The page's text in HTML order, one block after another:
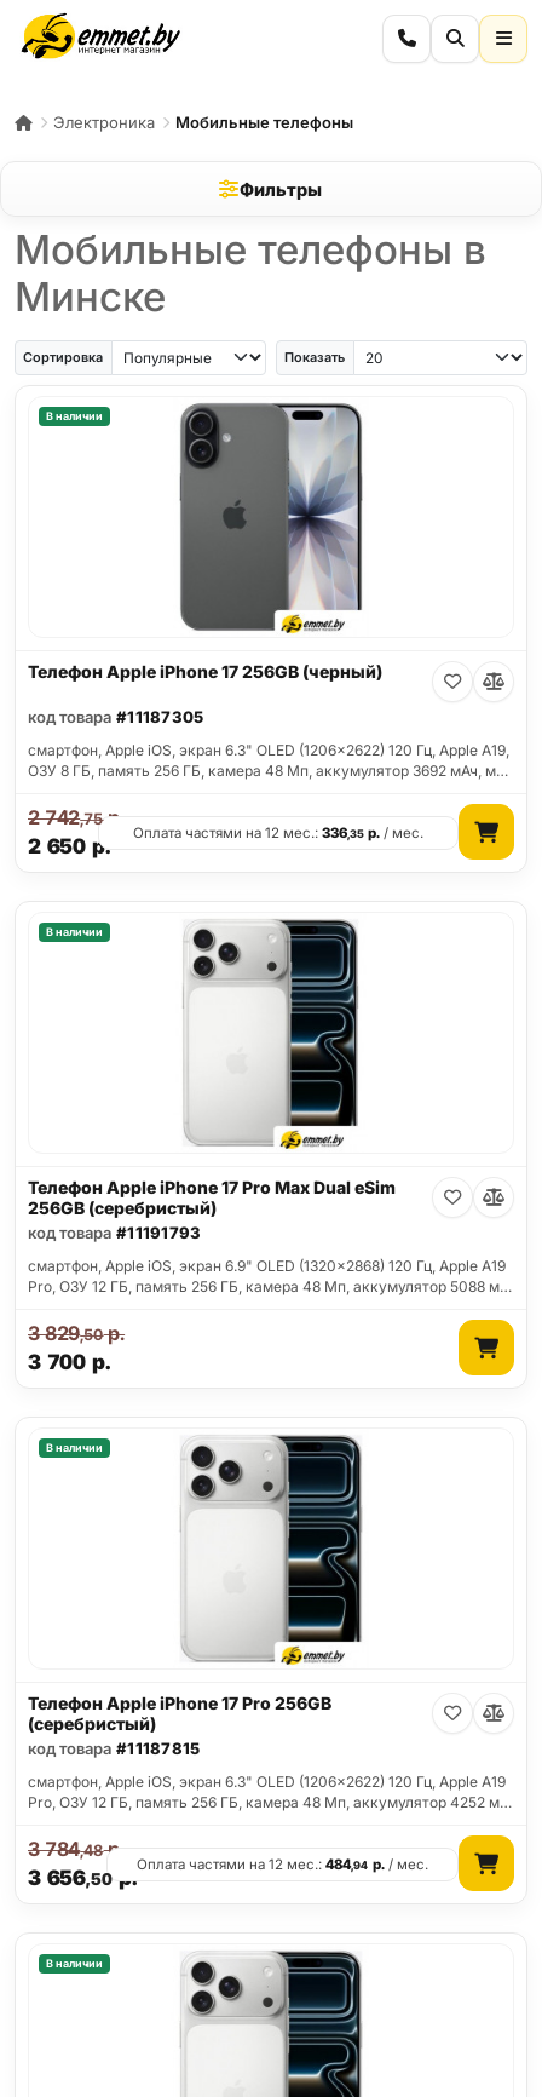
Электроника Мобильные телефоны
Фильтры
Мобильные телефоны в
Минске
iPhone AiriPhone SESamsung Galaxy A56Samsung Galaxy A57 iPhone 17
Сортировка Показать
В наличии
Телефон Apple iPhone 17 256GB (черный)
код товара #11187305
смартфон, Apple iOS, экран 6.3" OLED (1206x2622) 120 Гц, Apple A19,
ОЗУ 8 ГБ, память 256 ГБ, камера 48 Мп, аккумулятор 3692 мАч, м…
2 650 р.
2 742,75р.
Оплата частями на 12 мес.:336,35 р. / мес.
В наличии
Телефон Apple iPhone 17 Pro Max Dual eSim
256GB (серебристый)
код товара #11191793
смартфон, Apple iOS, экран 6.9" OLED (1320x2868) 120 Гц, Apple A19
Pro, ОЗУ 12 ГБ, память 256 ГБ, камера 48 Мп, аккумулятор 5088 м…
3 700 р.
3 829,50р.
В наличии
Телефон Apple iPhone 17 Pro 256GB
(серебристый)
код товара #11187815
смартфон, Apple iOS, экран 6.3" OLED (1206x2622) 120 Гц, Apple A19
Pro, ОЗУ 12 ГБ, память 256 ГБ, камера 48 Мп, аккумулятор 4252 м…
3 656,50 р.
3 784,48р.
Оплата частями на 12 мес.:484,94 р./ мес.
В наличии